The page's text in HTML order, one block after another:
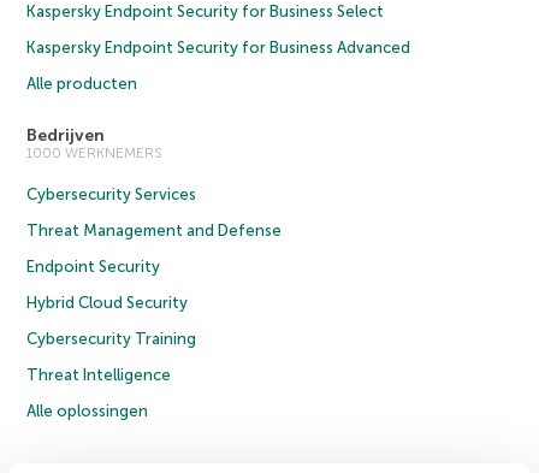
Kaspersky Endpoint Security for Business Select
Kaspersky Endpoint Security for Business Advanced
Alle producten
Bedrijven
1000 WERKNEMERS
Cybersecurity Services
Threat Management and Defense
Endpoint Security
Hybrid Cloud Security
Cybersecurity Training
Threat Intelligence
Alle oplossingen